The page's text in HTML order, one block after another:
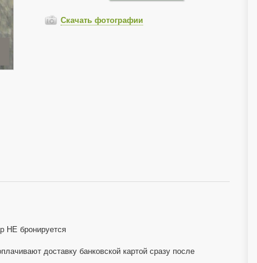
Скачать фотографии
НЕ бронируется
доставку банковской картой сразу после